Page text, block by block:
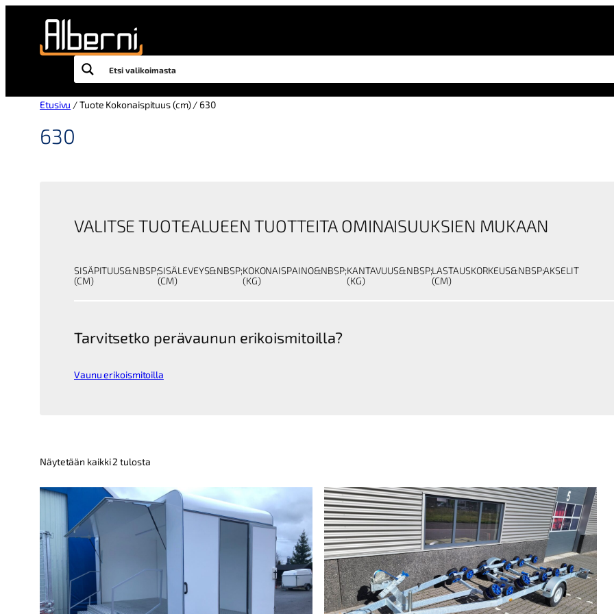
Etusivu / Tuote Kokonaispituus (cm) / 630
630
VALITSE TUOTEALUEEN TUOTTEITA OMINAISUUKSIEN MUKAAN
SISÄPITUUS&NBSP;
(CM)
SISÄLEVEYS&NBSP;
(CM)
KOKONAISPAINO&NBSP;
(KG)
KANTAVUUS&NBSP;
(KG)
LASTAUSKORKEUS&NBSP;
(CM)
AKSELIT
Tarvitsetko perävaunun erikoismitoilla?
Vaunu erikoismitoilla
Näytetään kaikki 2 tulostaKallein